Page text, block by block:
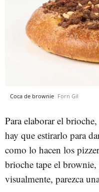
Coca de brownie Forn Gil
Para elaborar el
hay que estirarlo para
como lo hacen los
brioche tape el
visualmente, parezca